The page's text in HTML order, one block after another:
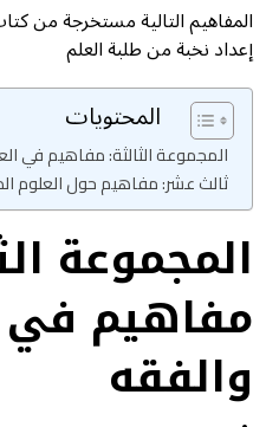
المفاهيم التالية مستخرجة من
إعداد نخبة من طلبة العلم
المحتويات
المجموعة الثالثة: مفاهيم في
ثالث عشر: مفاهيم حول العلوم
المجموعة
مفاهيم في
والفقه